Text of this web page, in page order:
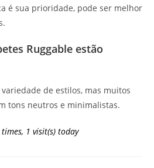
é sua prioridade, pode ser melhor
Ruggable estão
de estilos, mas muitos
tons neutros e minimalistas.
1 visit(s) today